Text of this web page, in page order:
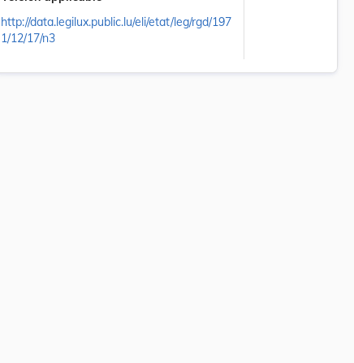
http://data.legilux.public.lu/eli/etat/leg/rgd/197
1/12/17/n3